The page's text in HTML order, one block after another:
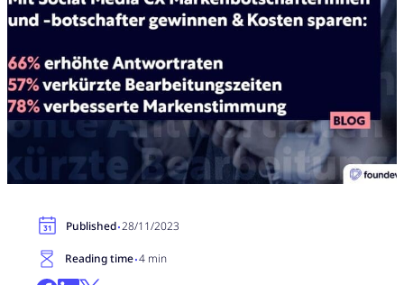
Published·28/11/2023
Reading time·4 min